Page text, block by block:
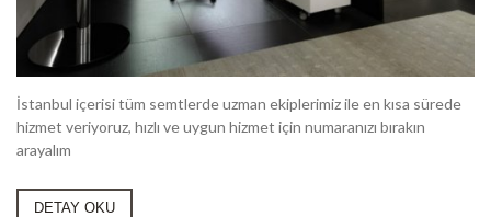
İstanbul içerisi tüm semtlerde uzman ekiplerimiz ile en kısa sürede
hizmet veriyoruz, hızlı ve uygun hizmet için numaranızı bırakın
arayalım
DETAY OKU